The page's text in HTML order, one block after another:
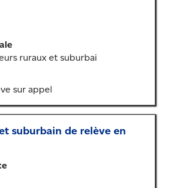
ruraux et suburbai
sur appel
suburbain de relève en